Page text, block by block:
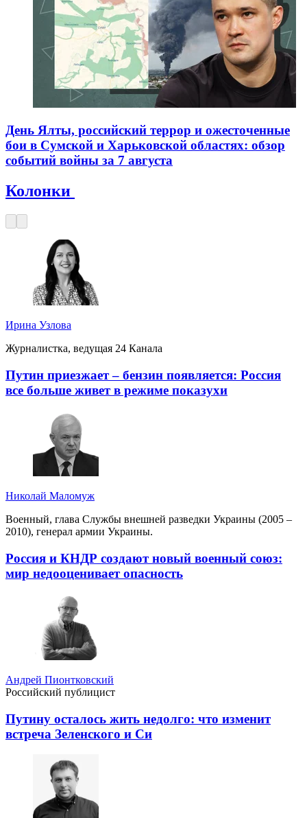
День Ялты, российский террор и ожесточенные
бои в Сумской и Харьковской областях: обзор
событий войны за 7 августа
Колонки
Ирина Узлова
Журналистка, ведущая 24 Канала
Путин приезжает – бензин появляется: Россия
все больше живет в режиме показухи
Николай Маломуж
Военный, глава Службы внешней разведки Украины (2005 –
2010), генерал армии Украины.
Россия и КНДР создают новый военный союз:
мир недооценивает опасность
Андрей Пионтковский
Российский публицист
Путину осталось жить недолго: что изменит
встреча Зеленского и Си